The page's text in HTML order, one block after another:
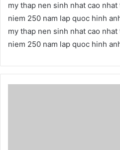
my thap nen sinh nhat cao
niem 250 nam lap quoc hinh
my thap nen sinh nhat cao
niem 250 nam lap quoc hinh